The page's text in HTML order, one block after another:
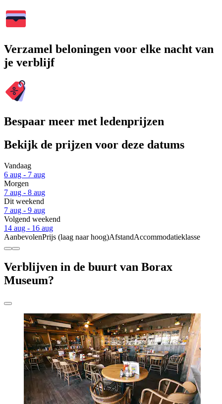
Verzamel beloningen voor elke nacht van
je verblijf
Bespaar meer met ledenprijzen
Bekijk de prijzen voor deze datums
Vandaag
6 aug - 7 aug
Morgen
7 aug - 8 aug
Dit weekend
7 aug - 9 aug
Volgend weekend
14 aug - 16 aug
AanbevolenPrijs (laag naar hoog)AfstandAccommodatieklasse
Verblijven in de buurt van Borax
Museum?